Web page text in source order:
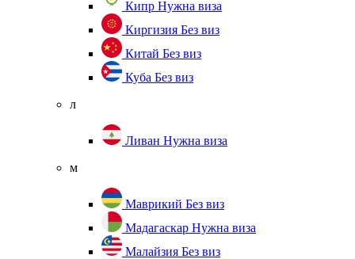
Кипр Нужна виза
Киргизия Без виз
Китай Без виз
Куба Без виз
л
Ливан Нужна виза
м
Маврикий Без виз
Мадагаскар Нужна виза
Малайзия Без виз